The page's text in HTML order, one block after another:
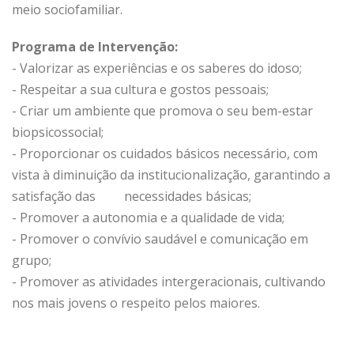
meio sociofamiliar.
Programa de Intervenção:
- Valorizar as experiências e os saberes do idoso;
- Respeitar a sua cultura e gostos pessoais;
- Criar um ambiente que promova o seu bem-estar
biopsicossocial;
- Proporcionar os cuidados básicos necessário, com
vista à diminuição da institucionalização, garantindo a
satisfação das necessidades básicas;
- Promover a autonomia e a qualidade de vida;
- Promover o convívio saudável e comunicação em
grupo;
- Promover as atividades intergeracionais, cultivando
nos mais jovens o respeito pelos maiores.